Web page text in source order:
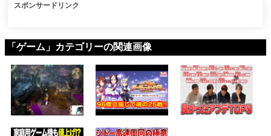
スポンサードリンク
「ゲーム」カテゴリーの関連画像